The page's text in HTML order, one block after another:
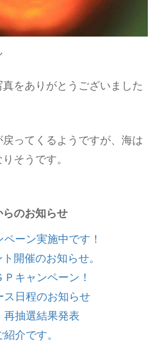
をありがとうございました
ってくるようですが、海は
そうです。
のお知らせ
ーン実施中です！
開催のお知らせ。
キャンペーン！
ス日程のお知らせ
抽選結果発表
介です。